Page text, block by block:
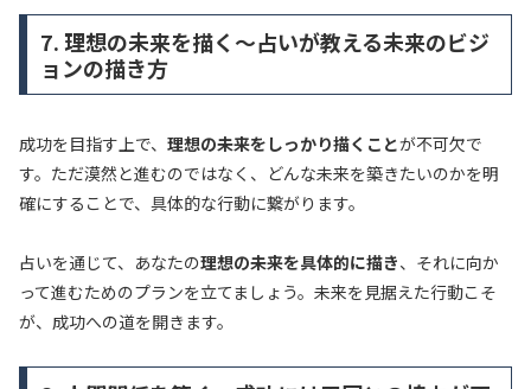
7. 理想の未来を描く～占いが教える未来のビジ
ョンの描き方
成功を目指す上で、 理想の未来をしっかり描くことが不可欠で
す。ただ漠然と進むのではなく、どんな未来を築きたいのかを明
確にすることで、具体的な行動に繋がります。
占いを通じて、あなたの理想の未来を具体的に描き、それに向か
って進むためのプランを立てましょう。未来を見据えた行動こそ
が、成功への道を開きます。